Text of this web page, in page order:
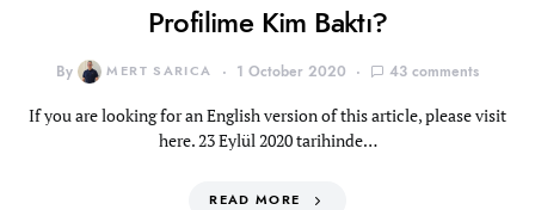
Profilime Kim Baktı?
By MERT SARICA 1 October 2020 43 comments
If you are looking for an English version of this article, please visit
here. 23 Eylül 2020 tarihinde…
READ MORE